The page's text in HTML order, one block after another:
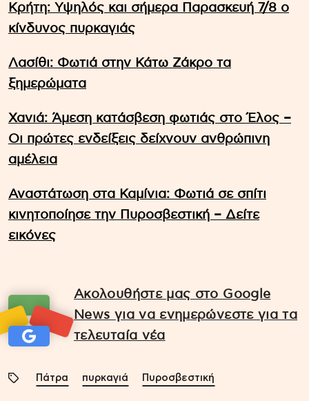
Κρήτη: Υψηλός και σήμερα Παρασκευή 7/8 ο
κίνδυνος πυρκαγιάς
Λασίθι: Φωτιά στην Κάτω Ζάκρο τα
ξημερώματα
Χανιά: Άμεση κατάσβεση φωτιάς στο Έλος –
Οι πρώτες ενδείξεις δείχνουν ανθρώπινη
αμέλεια
Αναστάτωση στα Καμίνια: Φωτιά σε σπίτι
κινητοποίησε την Πυροσβεστική – Δείτε
εικόνες
Ακολουθήστε μας στο Google
News για να ενημερώνεστε για τα
τελευταία νέα
Πάτρα πυρκαγιά Πυροσβεστική